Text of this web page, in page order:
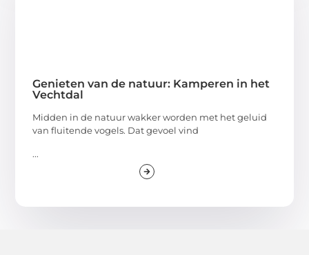
Genieten van de natuur: Kamperen in het
Vechtdal
Midden in de natuur wakker worden met het geluid
van fluitende vogels. Dat gevoel vind
...